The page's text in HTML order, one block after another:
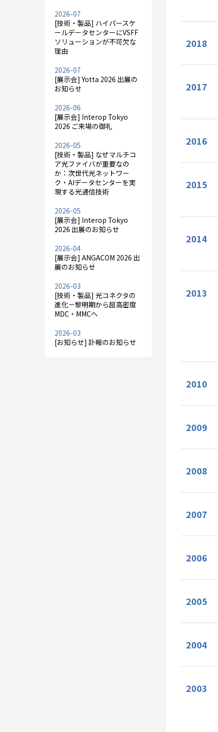
2026-07
[技術・製品] ハイパースケ
ールデータセンターにVSFF
ソリューションが不可欠な
理由
2026-07
[展示会] Yotta 2026 出展の
お知らせ
2026-06
[展示会] Interop Tokyo
2026 ご来場の御礼
2026-05
[技術・製品] なぜマルチコ
ア光ファイバが重要なの
か：次世代光ネットワー
ク・AIデータセンターを実
現する光通信技術
2026-05
[展示会] Interop Tokyo
2026 出展のお知らせ
2026-04
[展示会] ANGACOM 2026 出
展のお知らせ
2026-03
[技術・製品] 光コネクタの
進化－黎明期から超高密度
MDC・MMCへ
2026-03
[お知らせ] 訃報のお知らせ
2018
2017
2016
2015
2014
2013
2010
2009
2008
2007
2006
2005
2004
2003